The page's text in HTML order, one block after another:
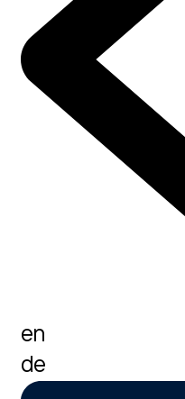
en
de